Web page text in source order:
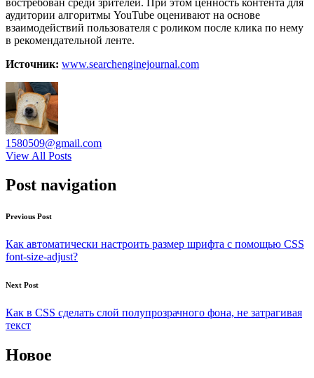
аудитории алгоритмы YouTube оценивают на основе
взаимодействий пользователя с роликом после клика по нему
в рекомендательной ленте.
Источник: www.searchenginejournal.com
1580509@gmail.com
View All Posts
Post navigation
Previous Post
Как автоматически настроить размер шрифта с помощью CSS
font-size-adjust?
Next Post
Как в CSS сделать слой полупрозрачного фона, не затрагивая
текст
Новое